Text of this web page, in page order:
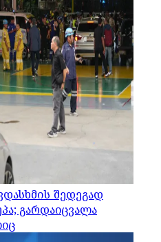
შედეგად
გარდაიცვალა